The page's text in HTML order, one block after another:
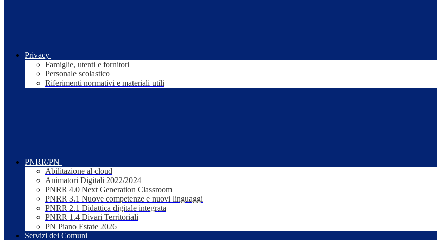
Privacy
Famiglie, utenti e fornitori
Personale scolastico
Riferimenti normativi e materiali utili
PNRR/PN
Abilitazione al cloud
Animatori Digitali 2022/2024
PNRR 4.0 Next Generation Classroom
PNRR 3.1 Nuove competenze e nuovi linguaggi
PNRR 2.1 Didattica digitale integrata
PNRR 1.4 Divari Territoriali
PN Piano Estate 2026
Servizi dei Comuni